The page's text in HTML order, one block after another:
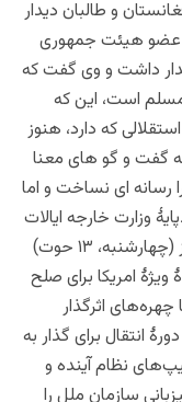
و طالبان دیدار
عضو هیئت جمهوری
داشت و وی گفت که
مسلم است، این که
که دارد، هنوز
به گفت و گو های معنا
رسانه ای نساخت و اما
وزارت خارجه ایالات
متحده که خواست از وی نام برده نشود، روز (چهارشنبه، ۱۳ حوت)
امریکا برای صلح
اثرگذار
انتقال برای گذار به
نظام آینده و
سازمان ملل را